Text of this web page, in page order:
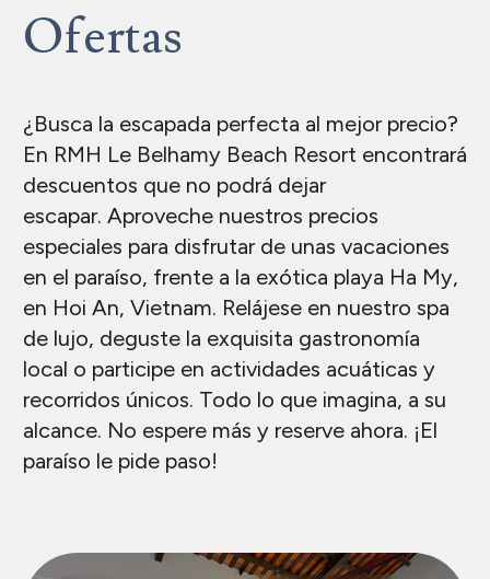
Ofertas
¿Busca la escapada perfecta al mejor precio?
En RMH Le Belhamy Beach Resort encontrará
descuentos que no podrá dejar
escapar. Aproveche nuestros precios
especiales para disfrutar de unas vacaciones
en el paraíso, frente a la exótica playa Ha My,
en Hoi An, Vietnam. Relájese en nuestro spa
de lujo, deguste la exquisita gastronomía
local o participe en actividades acuáticas y
recorridos únicos. Todo lo que imagina, a su
alcance. No espere más y reserve ahora. ¡El
paraíso le pide paso!